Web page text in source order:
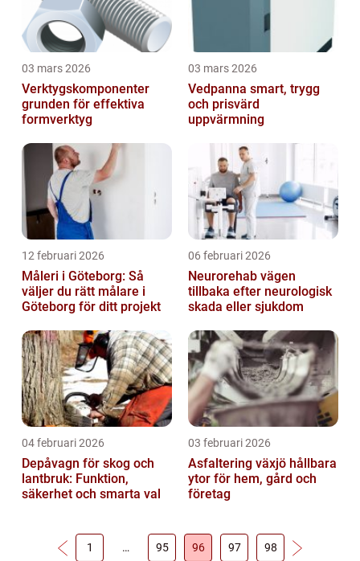
03 mars 2026
Verktygskomponenter
grunden för effektiva
formverktyg
03 mars 2026
Vedpanna smart, trygg
och prisvärd
uppvärmning
12 februari 2026
Måleri i Göteborg: Så
väljer du rätt målare i
Göteborg för ditt projekt
06 februari 2026
Neurorehab vägen
tillbaka efter neurologisk
skada eller sjukdom
04 februari 2026
Depåvagn för skog och
lantbruk: Funktion,
säkerhet och smarta val
03 februari 2026
Asfaltering växjö hållbara
ytor för hem, gård och
företag
1 … 95 96 97 98